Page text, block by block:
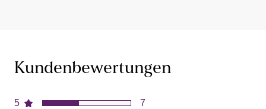
Kundenbewertungen
5
7